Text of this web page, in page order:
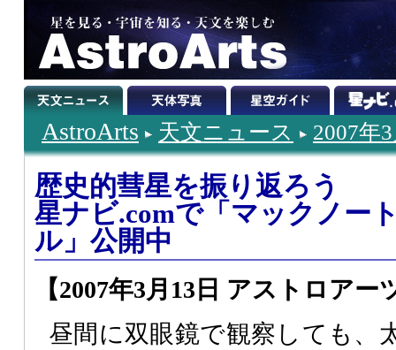
AstroArts 天文ニュース 2007年
歴史的彗星を振り返ろう
星ナビ.comで「マックノー
ル」公開中
【2007年3月13日 アストロアー
昼間に双眼鏡で観察しても、